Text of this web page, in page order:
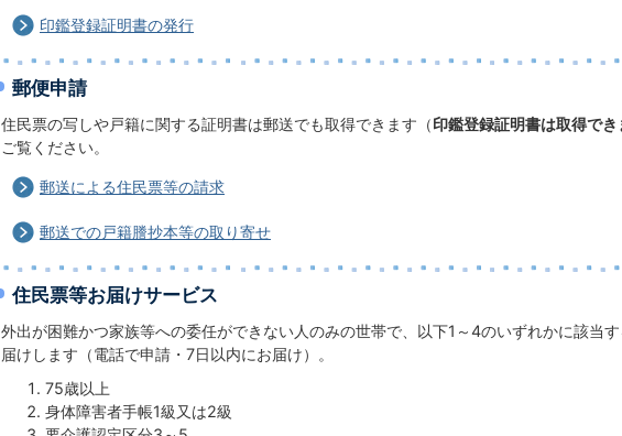
印鑑登録証明書の発行
郵便申請
住民票の写しや戸籍に関する証明書は郵送でも取得できます（印鑑登録証明書は取得でき
ご覧ください。
郵送による住民票等の請求
郵送での戸籍謄抄本等の取り寄せ
住民票等お届けサービス
外出が困難かつ家族等への委任ができない人のみの世帯で、以下1～4のいずれかに該当
届けします（電話で申請・7日以内にお届け）。
75歳以上
身体障害者手帳1級又は2級